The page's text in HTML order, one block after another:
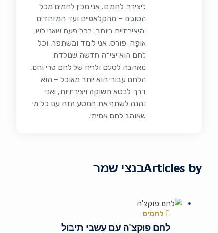
ליצירת לחמים. אני מכין לחמים מכל
הסוגים – מהקלאסיים ועד המיוחדים
והיצירתיים ביותר. בכל פעם שאני לש,
אופֶה ופורס, אני לומד ומשתפר, וכל
לחם הוא יצירה חדשה שנולדת
מאהבה לטעם ולריח של לחם טרי וחם.
הלחם עבורי הוא יותר מאוכל – הוא
דרך לבטא תשוקה ויצירתיות, ואני
נהנה לשתף את המסע הזה עם כל מי
שאוהב לחם אמיתי.
Articles byבנצי שמר
לחמים
לחם פוקצ'ה עם עשבי תיבול